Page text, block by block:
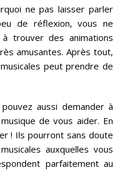
ne pas laisser parler
de réflexion, vous ne
trouver des animations
amusantes. Après tout,
peut prendre de
aussi demander à
de vous aider. En
! Ils pourront sans doute
auxquelles vous
parfaitement au